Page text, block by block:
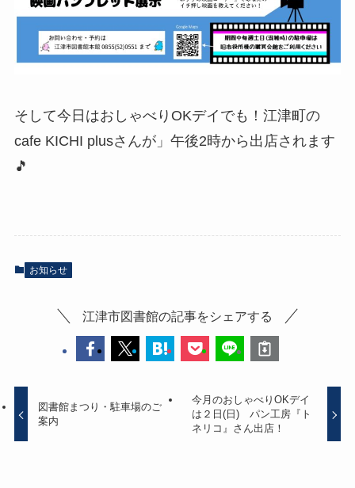
そして今日はおしゃべりOKデイでも！江津町の
cafe KICHI plusさんが」午後2時から出店されます
🎵
お知らせ
江津市図書館の記事をシェアする
図書館まつり・駐車場のご
案内
今月のおしゃべりOKデイ
は２日(日) パン工房『ト
ネリコ』さん出店！